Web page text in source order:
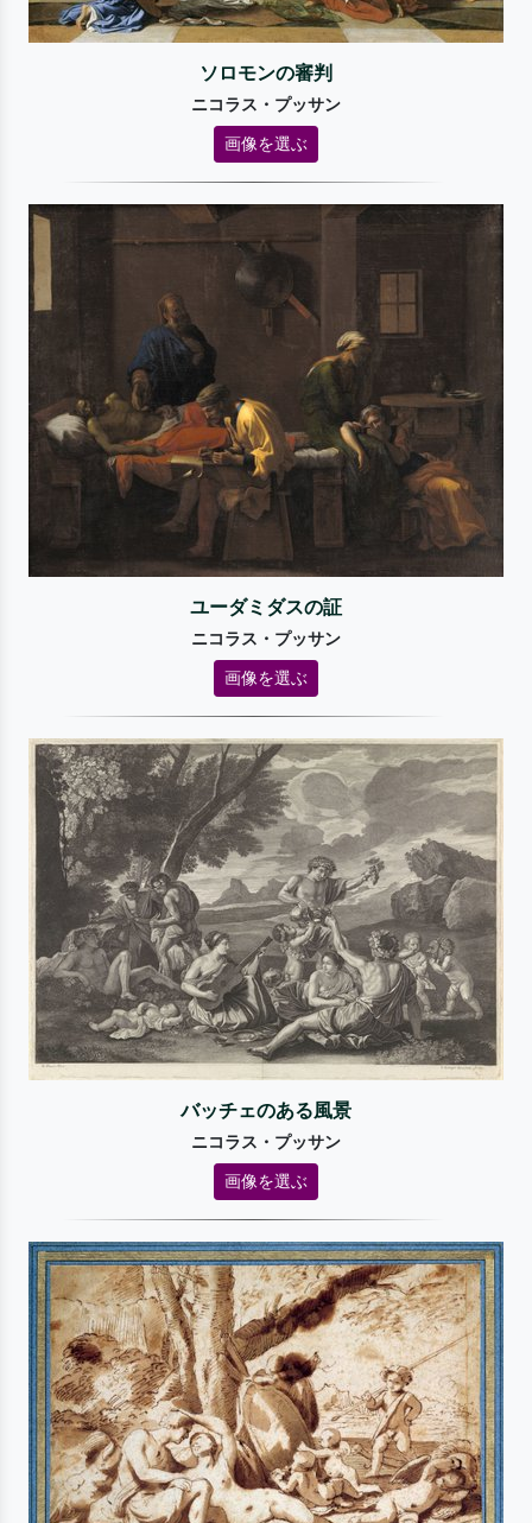
ソロモンの審判
ニコラス・プッサン
画像を選ぶ
ユーダミダスの証
ニコラス・プッサン
画像を選ぶ
バッチェのある風景
ニコラス・プッサン
画像を選ぶ